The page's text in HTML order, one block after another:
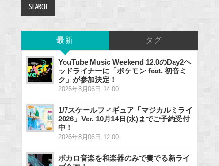
最新 タグ
YouTube Music Weekend 12.0のDay2ヘ
ッドライナーに「ポケモン feat. 初音ミ
ク」が参加決定！
2026年8月06日 14:00
1/7スケールフィギュア「マジカルミライ
2026」Ver. 10月14日(水)までご予約受付
中！
2026年8月06日 12:00
ボカロ音楽を和楽器のみで奏でる新ライ